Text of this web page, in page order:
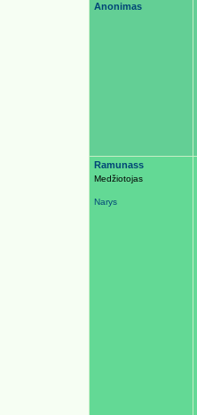
Anonimas
Ramunass
Medžiotojas
Narys